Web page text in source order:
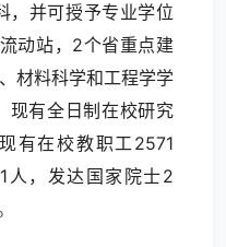
，并可授予专业学位
动站，2个省重点建
材料科学和工程学学
有全日制在校研究
有在校教职工2571
人，发达国家院士2